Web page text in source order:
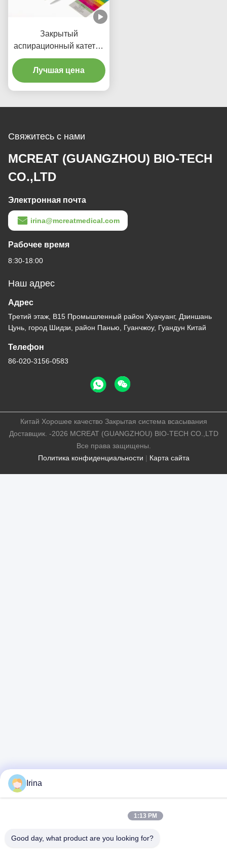
Закрытый
аспирационный катетер
класса II с мягким синим
наконечником и 3-
летней гарантией
новорожденных/детей
Лучшая цена
Свяжитесь с нами
MCREAT (GUANGZHOU) BIO-TECH
CO.,LTD
Электронная почта
irina@mcreatmedical.com
Рабочее время
8:30-18:00
Наш адрес
Адрес
Третий этаж, B15 Промышленный район Хуачуанг, Дзиншань
Цунь, город Шидзи, район Панью, Гуанчжоу, Гуандун Китай
Телефон
86-020-3156-0583
Политика конфиденциальности | Карта сайта
Китай Хорошее качество Закрытая система всасывания
Доставщик. -2026 MCREAT (GUANGZHOU) BIO-TECH CO.,LTD
Все права защищены.
Irina
1:13 PM
Good day, what product are you looking for?